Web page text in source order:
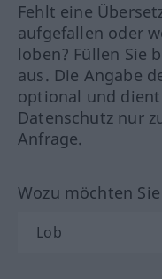
Fehlt eine
aufgefallen oder
loben? Füllen Sie
aus. Die Angabe
optional und
Datenschutz nur
Anfrage.
Wozu möchten